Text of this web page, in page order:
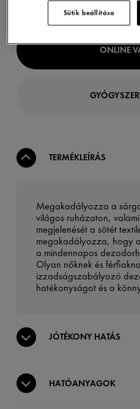
ONLINE
TERMÉKLEÍRÁS
Megakadályozza a
világos ruházaton,
megjelenését a sötét
megakadályozza, hogy
a mindennapos
Olyan nőknek és
izzadságszabályozó
hatékonyságot és a
JÓTÉKONY HATÁS
HATÓANYAGOK
Sütik beállítása